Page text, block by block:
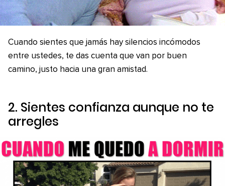
Cuando sientes que jamás hay silencios incómodos
entre ustedes, te das cuenta que van por buen
camino, justo hacia una gran amistad.
2. Sientes confianza aunque no te
arregles